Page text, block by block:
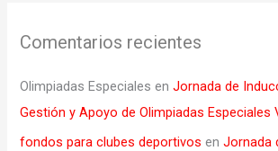
Comentarios recientes
Olimpiadas Especiales enJornada de
Gestión y Apoyo de Olimpiadas Especiales
fondos para clubes deportivos enJornada